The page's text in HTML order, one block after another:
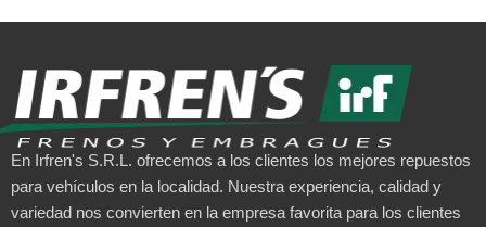
En Irfren's S.R.L. ofrecemos a los clientes los mejores repuestos
para vehículos en la localidad. Nuestra experiencia, calidad y
variedad nos convierten en la empresa favorita para los clientes